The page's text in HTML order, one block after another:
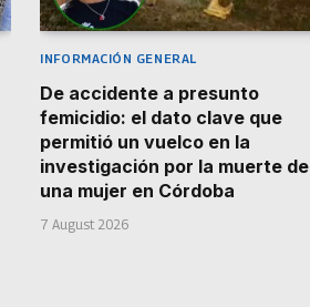
INFORMACIÓN GENERAL
De accidente a presunto
femicidio: el dato clave que
permitió un vuelco en la
investigación por la muerte de
una mujer en Córdoba
7 August 2026